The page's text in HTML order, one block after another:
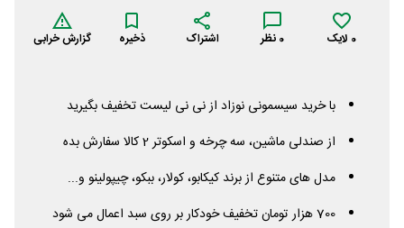
0 لایک 0 نظر اشتراک ذخیره گزارش خرابی
با خرید سیسمونی نوزاد از نی نی لیست تخفیف بگیرید
از صندلی ماشین، سه چرخه و اسکوتر 2 کالا سفارش بده
مدل های متنوع از برند کیکابو، کولار، ببکو، چیپولینو و...
700 هزار تومان تخفیف خودکار بر روی سبد اعمال می شود